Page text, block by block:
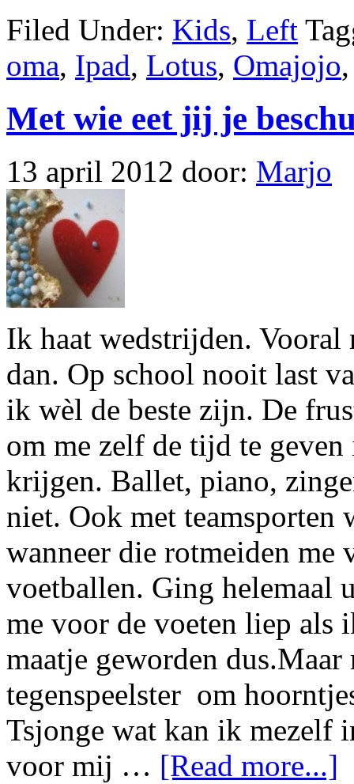
Filed Under: Kids, Left
oma, Ipad, Lotus, Omajojo
Met wie eet jij je
13 april 2012 door: Marjo
Ik haat wedstrijden. Vooral
dan. Op school nooit last
ik wèl de beste zijn. De
om me zelf de tijd te
krijgen. Ballet, piano,
niet. Ook met teamsporten
wanneer die rotmeiden me
voetballen. Ging helemaal
me voor de voeten liep als
maatje geworden
tegenspeelster om
Tsjonge wat kan ik mezelf
voor mij … [Read more...]